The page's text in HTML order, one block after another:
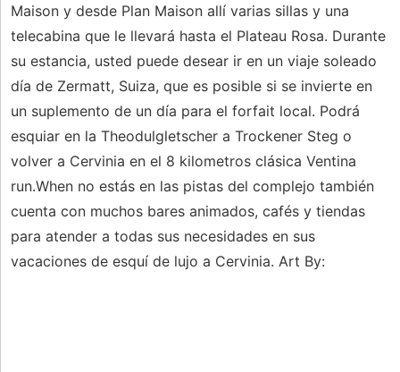
Maison y desde Plan Maison allí varias sillas y una
telecabina que le llevará hasta el Plateau Rosa. Durante
su estancia, usted puede desear ir en un viaje soleado
día de Zermatt, Suiza, que es posible si se invierte en
un suplemento de un día para el forfait local. Podrá
esquiar en la Theodulgletscher a Trockener Steg o
volver a Cervinia en el 8 kilometros clásica Ventina
run.When no estás en las pistas del complejo también
cuenta con muchos bares animados, cafés y tiendas
para atender a todas sus necesidades en sus
vacaciones de esquí de lujo a Cervinia. Art By: